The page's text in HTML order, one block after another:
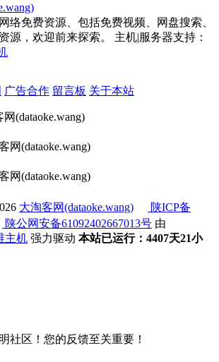
络免费资源、包括免费视频、网盘搜索、
源，欢迎前来探索。 主机|服务器支持：
广告合作 留言板 关于本站
大淘客网(dataoke.wang)
陕ICP备
陕公网安备61092402667013号 由
强力驱动 本站已运行：4407天21小
社区！您的反馈至关重要！